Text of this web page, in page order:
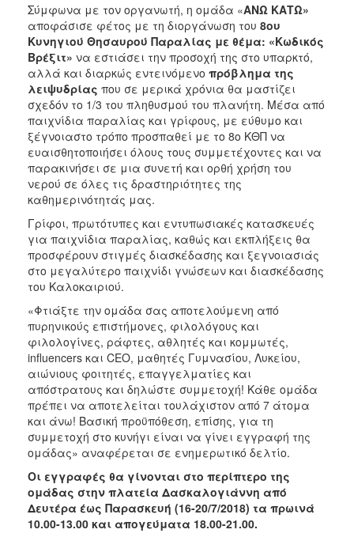
Σύμφωνα με τον οργανωτή, η ομάδα «ΑΝΩ ΚΑΤΩ»
αποφάσισε φέτος με τη διοργάνωση του 8ου
Κυνηγιού Θησαυρού Παραλίας με θέμα: «Κωδικός
Βρέξιτ» να εστιάσει την προσοχή της στο υπαρκτό,
αλλά και διαρκώς εντεινόμενο πρόβλημα της
λειψυδρίας που σε μερικά χρόνια θα μαστίζει
σχεδόν το 1/3 του πληθυσμού του πλανήτη. Μέσα από
παιχνίδια παραλίας και γρίφους, με εύθυμο και
ξέγνοιαστο τρόπο προσπαθεί με το 8ο ΚΘΠ να
ευαισθητοποιήσει όλους τους συμμετέχοντες και να
παρακινήσει σε μια συνετή και ορθή χρήση του
νερού σε όλες τις δραστηριότητες της
καθημερινότητάς μας.
Γρίφοι, πρωτότυπες και εντυπωσιακές κατασκευές
για παιχνίδια παραλίας, καθώς και εκπλήξεις θα
προσφέρουν στιγμές διασκέδασης και ξεγνοιασιάς
στο μεγαλύτερο παιχνίδι γνώσεων και διασκέδασης
του Καλοκαιριού.
«Φτιάξτε την ομάδα σας αποτελούμενη από
πυρηνικούς επιστήμονες, φιλολόγους και
φιλολογίνες, ράφτες, αθλητές και κομμωτές,
influencers και CEO, μαθητές Γυμνασίου, Λυκείου,
αιώνιους φοιτητές, επαγγελματίες και
απόστρατους και δηλώστε συμμετοχή! Κάθε ομάδα
πρέπει να αποτελείται τουλάχιστον από 7 άτομα
και άνω! Βασική προϋπόθεση, επίσης, για τη
συμμετοχή στο κυνήγι είναι να γίνει εγγραφή της
ομάδας» αναφέρεται σε ενημερωτικό δελτίο.
Οι εγγραφές θα γίνονται στο περίπτερο της
ομάδας στην πλατεία Δασκαλογιάννη από
Δευτέρα έως Παρασκευή (16-20/7/2018) τα πρωινά
10.00-13.00 και απογεύματα 18.00-21.00.